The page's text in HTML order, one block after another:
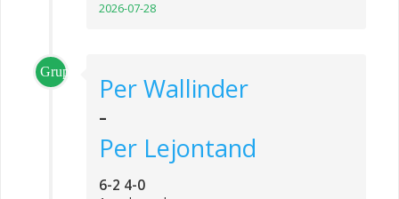
2026-07-28
Grupp_2
Per Wallinder
-
Per Lejontand
6-2 4-0